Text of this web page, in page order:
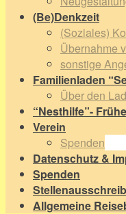
(Be)Denkzeit
(Soziales)
Übernahme
sonstige
Familienladen
Über den
“Nesthilfe”-
Verein
Spenden
Datenschutz &
Spenden
Allgemeine